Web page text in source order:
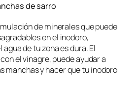
de sarro
de minerales que puede
en el inodoro,
de tu zona es dura. El
el vinagre, puede ayudar a
manchas y hacer que tu inodoro